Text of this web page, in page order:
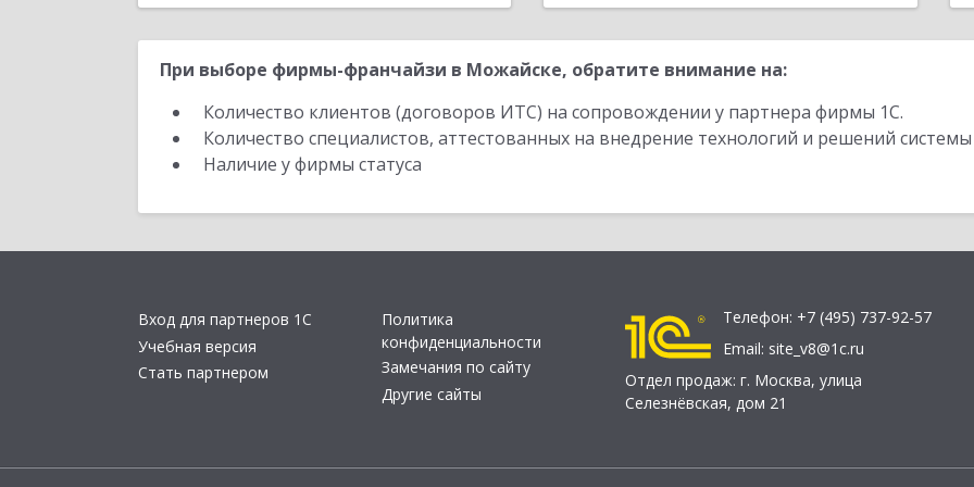
При выборе фирмы-франчайзи в Можайске, обратите внимание на:
Количество клиентов (договоров ИТС) на сопровождении у партнера фирмы 1С.
Количество специалистов, аттестованных на внедрение технологий и решений
Наличие у фирмы статуса
Вход для партнеров 1С
Учебная версия
Стать партнером
Политика
конфиденциальности
Замечания по сайту
Другие сайты
Телефон: +7 (495) 737-92-57
Email: site_v8@1c.ru
Отдел продаж: г. Москва, улица
Селезнёвская, дом 21